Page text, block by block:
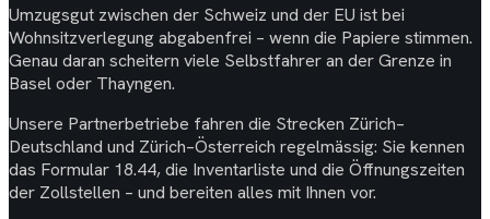
Umzugsgut zwischen der Schweiz und der EU ist bei
Wohnsitzverlegung abgabenfrei – wenn die Papiere stimmen.
Genau daran scheitern viele Selbstfahrer an der Grenze in
Basel oder Thayngen.
Unsere Partnerbetriebe fahren die Strecken Zürich–
Deutschland und Zürich–Österreich regelmässig: Sie kennen
das Formular 18.44, die Inventarliste und die Öffnungszeiten
der Zollstellen – und bereiten alles mit Ihnen vor.